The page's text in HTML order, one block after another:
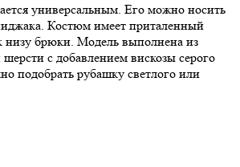
универсальным. Его можно носить
Костюм имеет приталенный
низу брюки. Модель выполнена из
с добавлением вискозы серого
подобрать рубашку светлого или